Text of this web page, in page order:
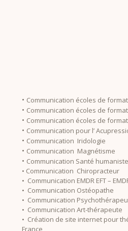
• Communication écoles de
• Communication écoles de
• Communication écoles de
• Communication pour l’
• Communication Iridologie
• Communication Magnétisme
• Communication Santé humaniste
• Communication Chiropracteur
• Communication EMDR EFT –
• Communication Ostéopathe
• Communication
• Communication Art-thérapeute
• Création de site internet pour
France